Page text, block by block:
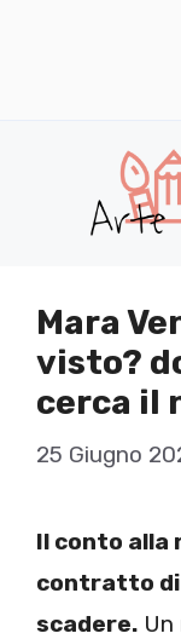
contenuto
Mara
visto?
cerca il
25 Giugno
Il conto alla
contratto di
scadere.